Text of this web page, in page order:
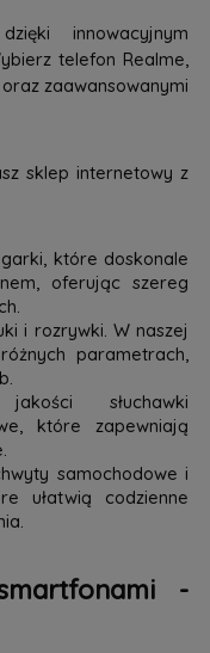
innowacyjnym
telefon Realme,
zaawansowanymi
sklep internetowy z
które doskonale
oferując szereg
i rozrywki. W naszej
parametrach,
słuchawki
które zapewniają
samochodowe i
ułatwią codzienne
-